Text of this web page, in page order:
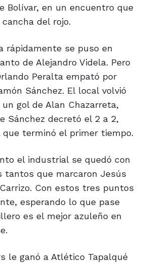
Bolívar, en un encuentro que
del rojo.
rápidamente se puso en
de Alejandro Videla. Pero
Peralta empató por
Sánchez. El local volvió
gol de Alan Chazarreta,
Sánchez decretó el 2 a 2,
terminó el primer tiempo.
el industrial se quedó con
tantos que marcaron Jesús
Con estos tres puntos
esperando lo que pase
es el mejor azuleño en
le ganó a Atlético Tapalqué